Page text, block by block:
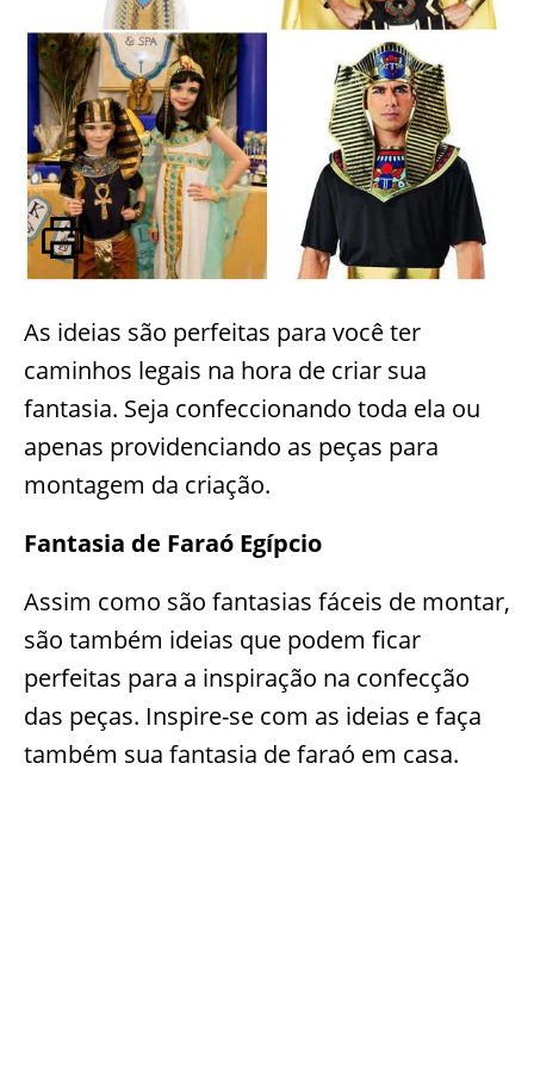
As ideias são perfeitas para você ter
caminhos legais na hora de criar sua
fantasia. Seja confeccionando toda ela ou
apenas providenciando as peças para
montagem da criação.
Fantasia de Faraó Egípcio
Assim como são fantasias fáceis de montar,
são também ideias que podem ficar
perfeitas para a inspiração na confecção
das peças. Inspire-se com as ideias e faça
também sua fantasia de faraó em casa.